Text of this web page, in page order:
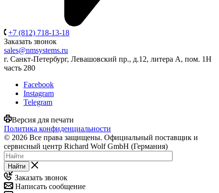
+7 (812) 718-13-18
Заказать звонок
sales@nmsystems.ru
г. Санкт-Петербург, Левашовский пр., д.12, литера А, пом. 1Н
часть 280
Facebook
Instagram
Telegram
Версия для печати
Политика конфиденциальности
© 2026 Все права защищены. Официальный поставщик и
сервисный центр Richard Wolf GmbH (Германия)
Найти
Заказать звонок
Написать сообщение